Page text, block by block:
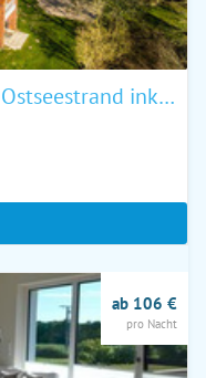
Terrassen-Fewo Seaside am Ostseestrand inkl. Schwimmbad und Strandkorb
ab 106 €
pro Nacht